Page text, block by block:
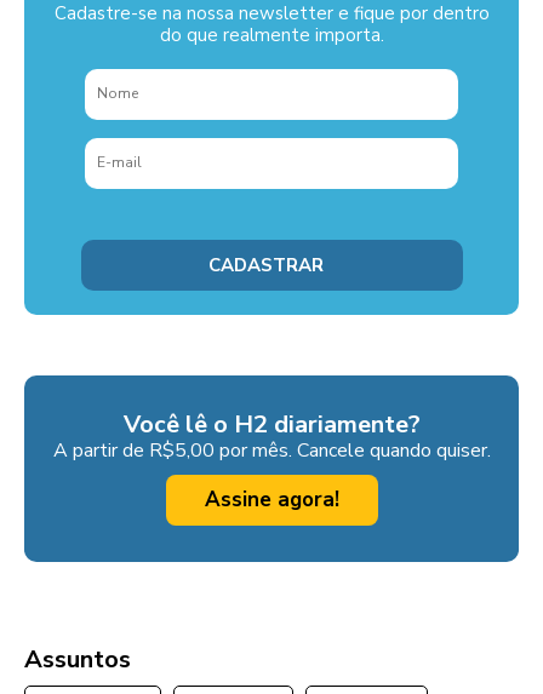
Cadastre-se na nossa newsletter e fique por dentro
do que realmente importa.
Você lê o H2 diariamente?
A partir de R$5,00 por mês. Cancele quando quiser.
Assine agora!
Assuntos